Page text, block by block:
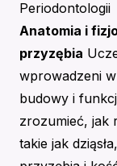
Periodontologii
Anatomia i
przyzębia
wprowadzeni
budowy i
zrozumieć, jak
takie jak